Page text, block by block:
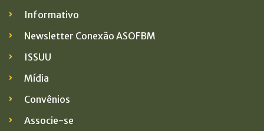
Informativo
Newsletter Conexão ASOFBM
ISSUU
Mídia
Convênios
Associe-se